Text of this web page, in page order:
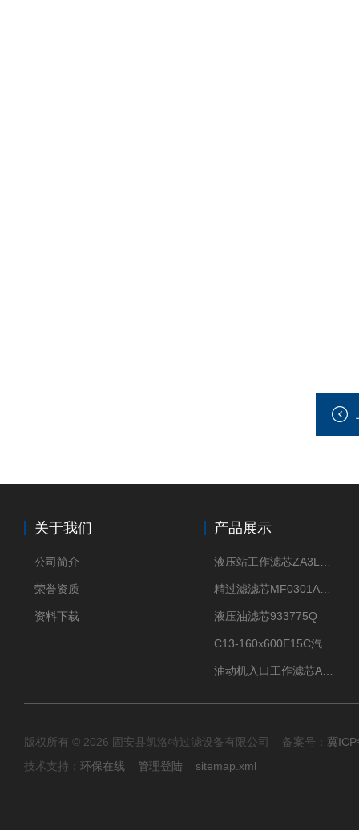
关于我们
公司简介
荣誉资质
资料下载
产品展示
液压油滤芯933775Q
版权所有 © 2026 固安县凯洛特过滤设备有限公司 备案号： 冀
技术支持： 环保在线 管理登陆 sitemap.xml